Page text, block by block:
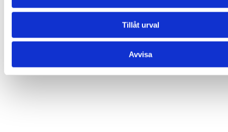
Tillåt urval
Avvisa